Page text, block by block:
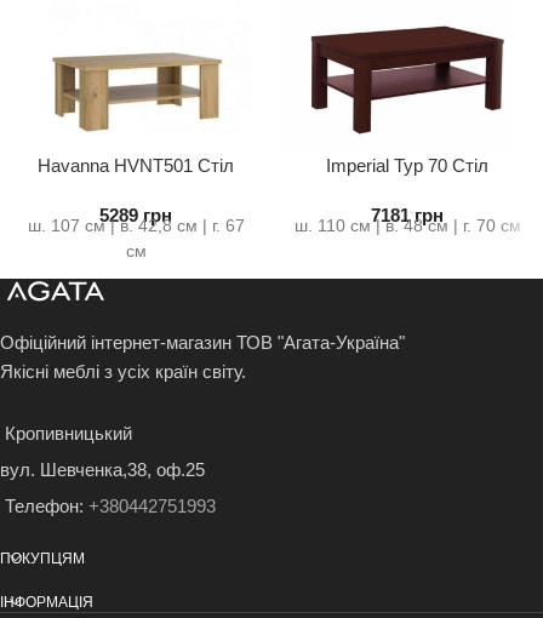
Havanna HVNT501 Стіл
5289 грн
ш. 107 см | в. 42,8 см | г. 67
см
Imperial Typ 70 Стіл
7181грн
ш. 110 см | в. 48 см | г. 70 см
Офіційний інтернет-магазин ТОВ "Агата-Україна"
Якісні меблі з усіх країн світу.
Кропивницький
вул. Шевченка,38, оф.25
Телефон: +380442751993
ПОКУПЦЯМ
ІНФОРМАЦІЯ